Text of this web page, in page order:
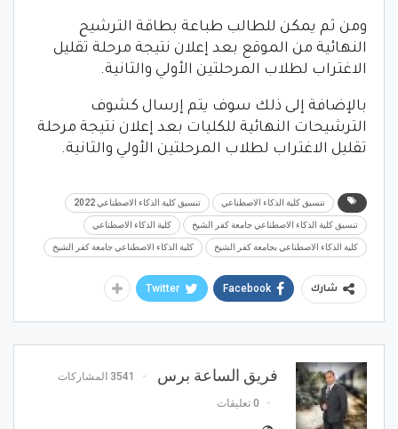
ومن ثم يمكن للطالب طباعة بطاقة الترشيح
النهائية من الموقع بعد إعلان نتيجة مرحلة تقليل
الاغتراب لطلاب المرحلتين الأولي والثانية.
بالإضافة إلى ذلك سوف يتم إرسال كشوف
الترشيحات النهائية للكليات بعد إعلان نتيجة مرحلة
تقليل الاغتراب لطلاب المرحلتين الأولي والثانية.
تنسيق كلية الذكاء الاصطناعي تنسيق كلية الذكاء الاصطناعي 2022
تنسيق كلية الذكاء الاصطناعي جامعة كفر الشيخ كلية الذكاء الاصطناعي
كلية الذكاء الاصطناعي بجامعة كفر الشيخ كلية الذكاء الاصطناعي جامعة كفر الشيخ
شارك Facebook
Twitter
فريق الساعة برس 3541 المشاركات
0 تعليقات